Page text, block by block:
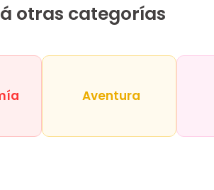
otras categorías
Aventura